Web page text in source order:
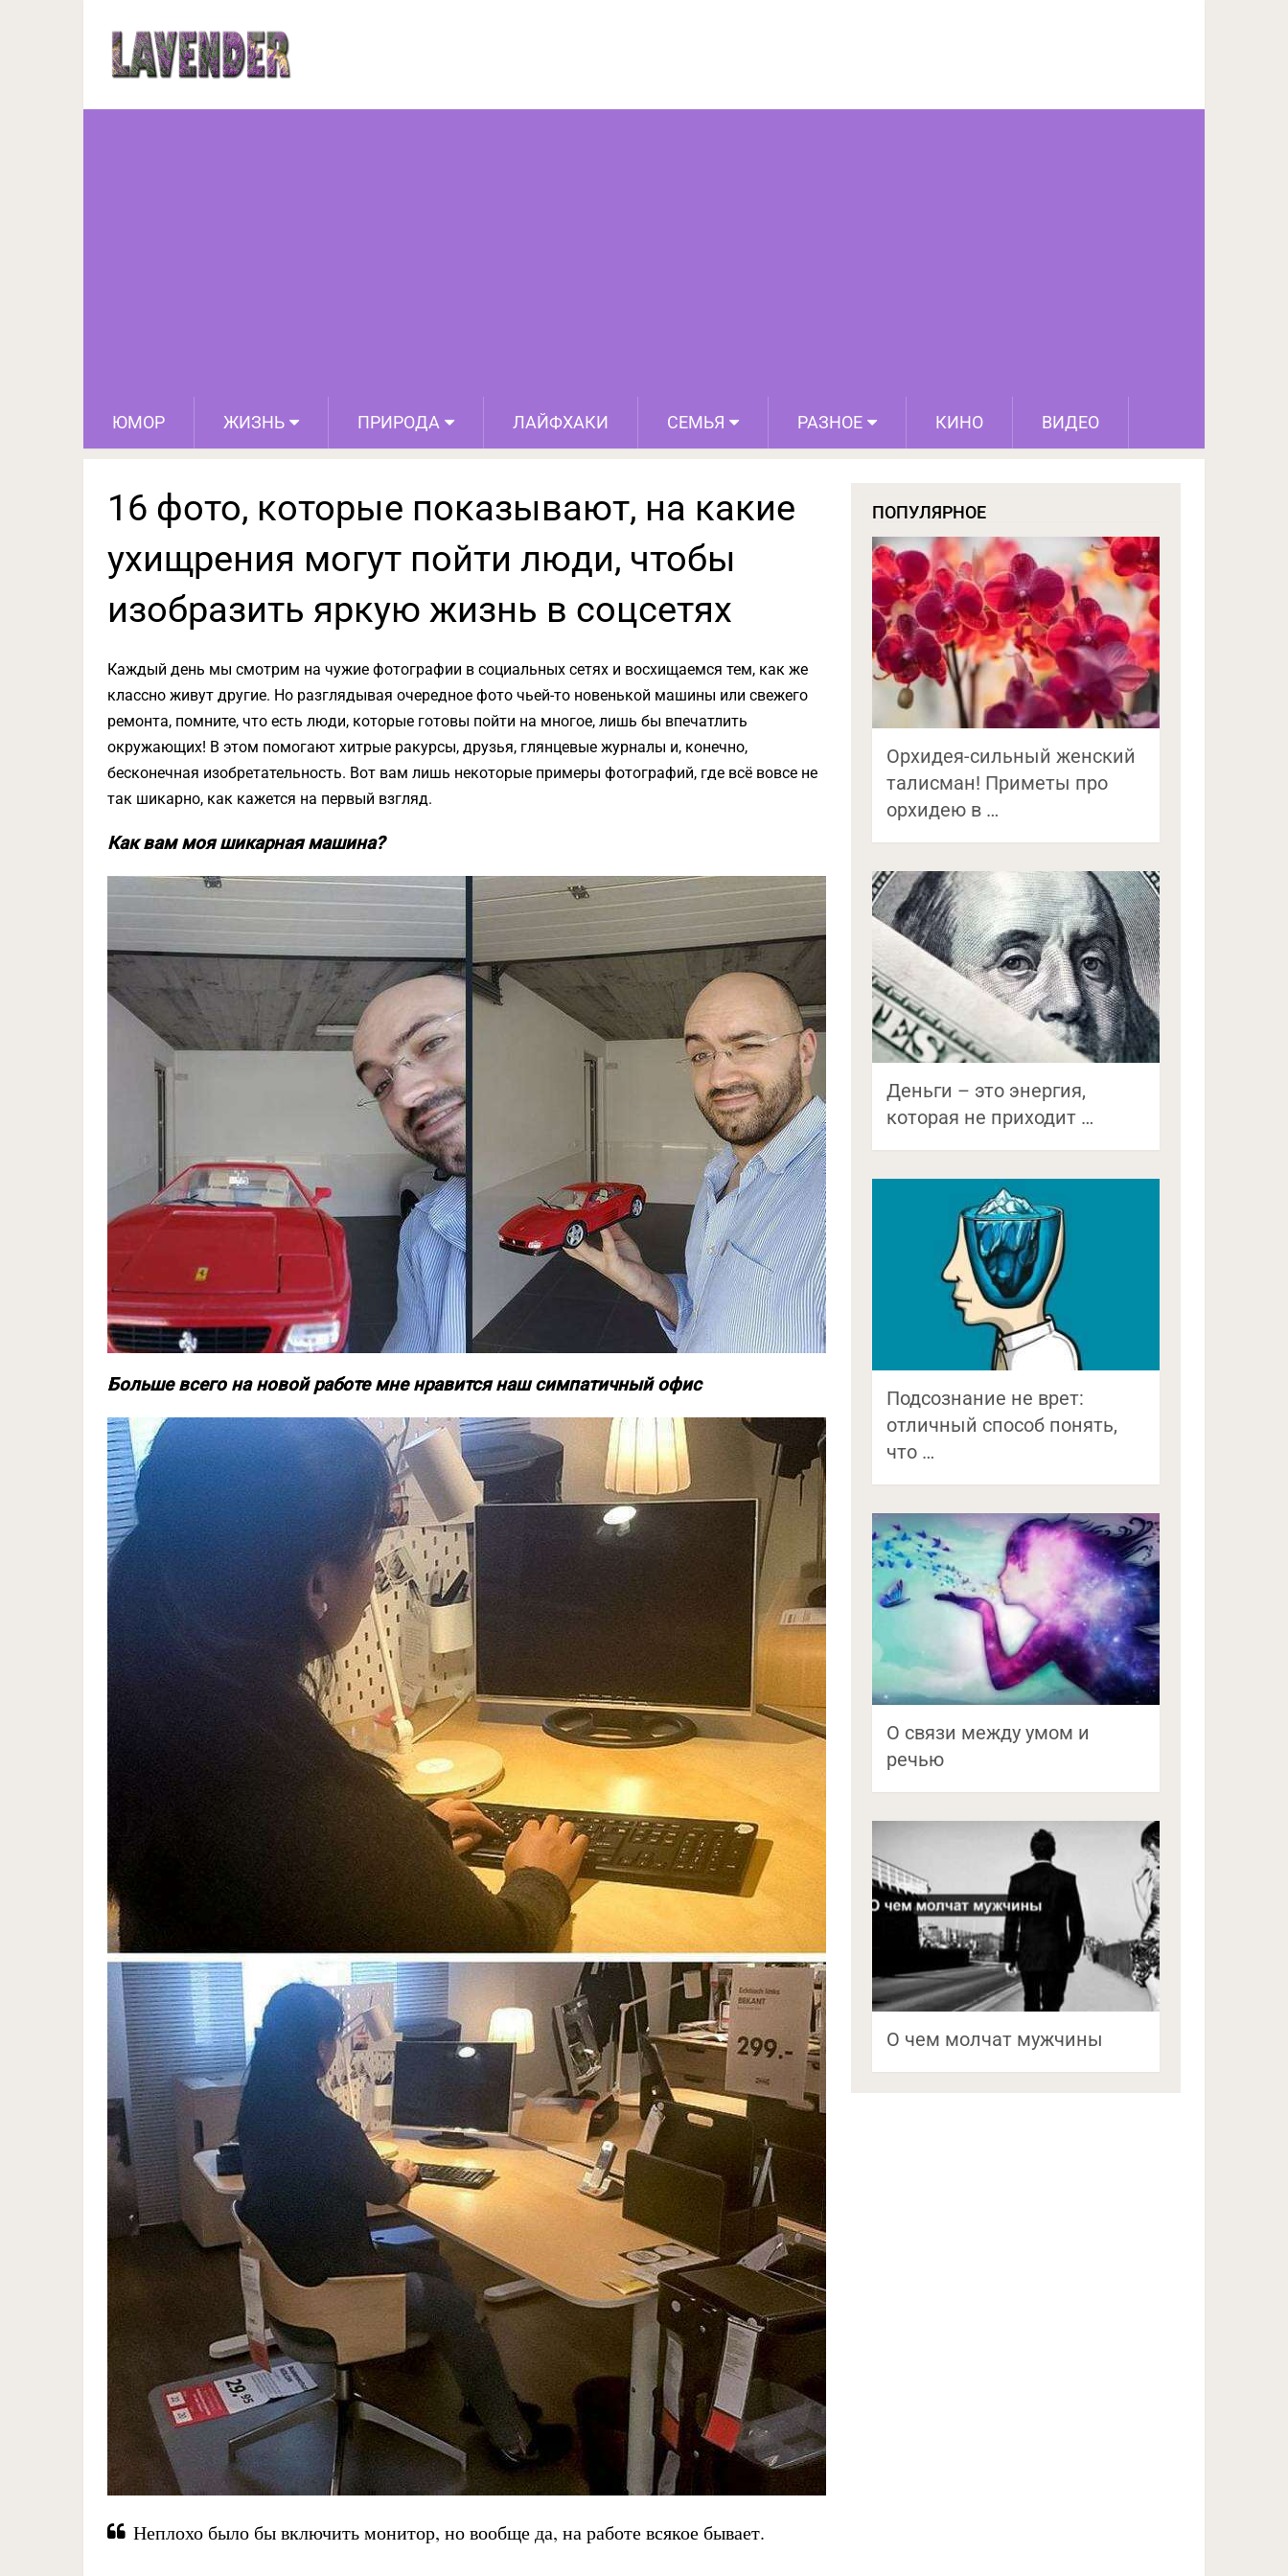
ЮМОР ЖИЗНЬ ПРИРОДА ЛАЙФХАКИ СЕМЬЯ РАЗНОЕ КИНО ВИДЕО
16 фото, которые показывают, на какие ухищрения могут
пойти люди, чтобы изобразить яркую жизнь в соцсетях
16 фото, которые показывают, на какие
ухищрения могут пойти люди, чтобы
изобразить яркую жизнь в соцсетях
Каждый день мы смотрим на чужие фотографии в социальных сетях и восхищаемся тем, как же
классно живут другие. Но разглядывая очередное фото чьей-то новенькой машины или свежего
ремонта, помните, что есть люди, которые готовы пойти на многое, лишь бы впечатлить
окружающих! В этом помогают хитрые ракурсы, друзья, глянцевые журналы и, конечно,
бесконечная изобретательность. Вот вам лишь некоторые примеры фотографий, где всё вовсе не
так шикарно, как кажется на первый взгляд.
Как вам моя шикарная машина?
Больше всего на новой работе мне нравится наш симпатичный офис
Неплохо было бы включить монитор, но вообще да, на работе всякое бывает.
ПОПУЛЯРНОЕ
Орхидея-сильный женский
талисман! Приметы про
орхидею в …
Деньги – это энергия,
которая не приходит …
Подсознание не врет:
отличный способ понять,
что …
О связи между умом и
речью
О чем молчат мужчины